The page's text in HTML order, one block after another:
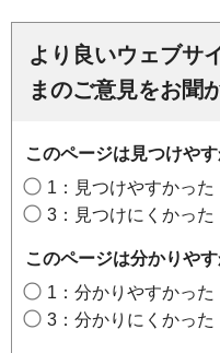
より良いウェブサ
まのご意見をお聞
このページは見つけや
1：見つけやすかった
3：見つけにくかった
このページは分かりや
1：分かりやすかった
3：分かりにくかった